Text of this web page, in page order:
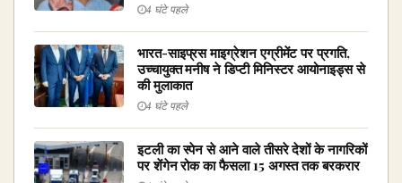
4 घंटे पहले
भारत-साइप्रस माइग्रेशन एग्रीमेंट पर प्रगति,
उच्चायुक्त मनीष ने डिप्टी मिनिस्टर आयोनाइड्स से
की मुलाकात
4 घंटे पहले
इटली का स्पेन से आने वाले तीसरे देशों के नागरिकों
पर शेंगेन रोक का फैसला 15 अगस्त तक बरकरार